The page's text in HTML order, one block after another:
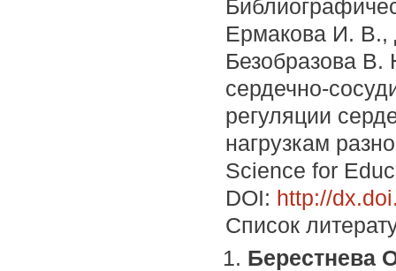
Ермакова И. В.,
Безобразова
сердечно-
регуляции
нагрузкам
Science for
DOI: http://
Список
Берестнева